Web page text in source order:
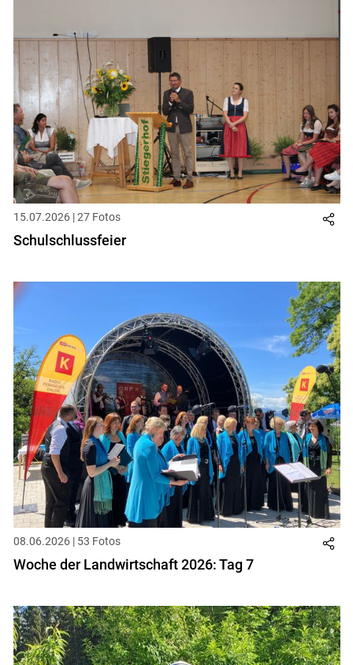
15.07.2026 | 27 Fotos
Schulschlussfeier
08.06.2026 | 53 Fotos
Woche der Landwirtschaft 2026: Tag 7